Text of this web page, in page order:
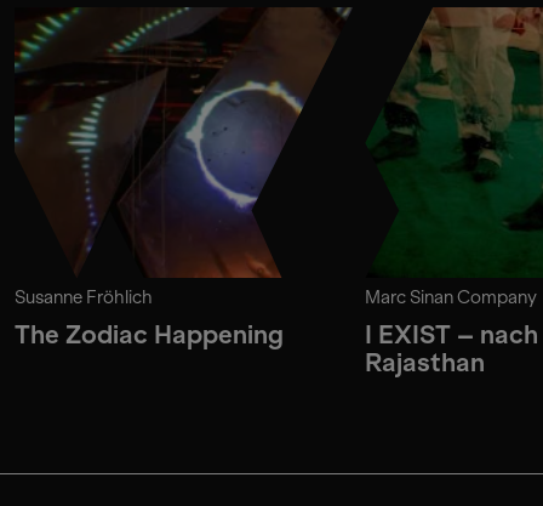
Susanne Fröhlich
The Zodiac Happening
Marc Sinan Company
I EXIST – nach
Rajasthan